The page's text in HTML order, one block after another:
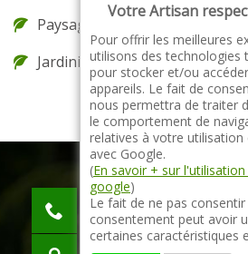
Paysagiste Ladapeyre
Jardinier Ladapeyre
indisponible
indisponible
Votre Artisan
Pour offrir les meilleures
utilisons des technologies
pour stocker et/ou
appareils. Le fait de
nous permettra de traiter
le comportement de
relatives à votre
avec Google.
(En savoir + sur
google)
Le fait de ne pas
consentement peut avoir
certaines caractéristiques